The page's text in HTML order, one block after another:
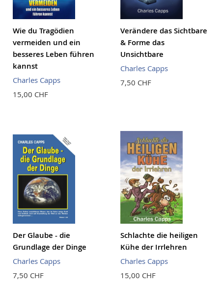
Wie du Tragödien
vermeiden und ein
besseres Leben führen
kannst
Charles Capps
15,00 CHF
Verändere das Sichtbare
& Forme das
Unsichtbare
Charles Capps
7,50 CHF
Der Glaube - die
Grundlage der Dinge
Charles Capps
7,50 CHF
Schlachte die heiligen
Kühe der Irrlehren
Charles Capps
15,00 CHF